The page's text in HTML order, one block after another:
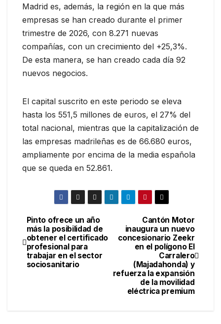
Madrid es, además, la región en la que más
empresas se han creado durante el primer
trimestre de 2026, con 8.271 nuevas
compañías, con un crecimiento del +25,3%.
De esta manera, se han creado cada día 92
nuevos negocios.
El capital suscrito en este periodo se eleva
hasta los 551,5 millones de euros, el 27% del
total nacional, mientras que la capitalización de
las empresas madrileñas es de 66.680 euros,
ampliamente por encima de la media española
que se queda en 52.861.
Cantón Motor
inaugura un nuevo
concesionario Zeekr
en el polígono El
Carralero
(Majadahonda) y
refuerza la expansión
de la movilidad
eléctrica premium
Pinto ofrece un año
más la posibilidad de
obtener el certificado
profesional para
trabajar en el sector
sociosanitario